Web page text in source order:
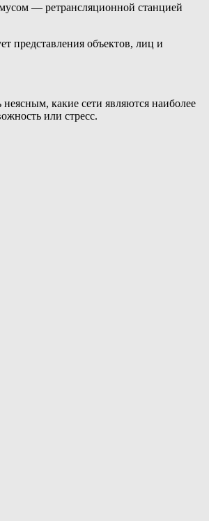
— ретрансляционной станцией
представления объектов, лиц и
какие сети являются наиболее
или стресс.